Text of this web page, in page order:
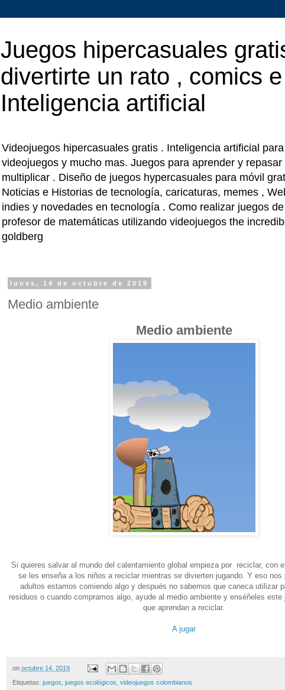
Juegos hipercasuales
divertirte un rato , comics e
Inteligencia artificial
Videojuegos hipercasuales gratis . Inteligencia artificial
videojuegos y mucho mas. Juegos para aprender y
multiplicar . Diseño de juegos hypercasuales para móvil
Noticias e Historias de tecnología, caricaturas, memes ,
indies y novedades en tecnología . Como realizar juegos
profesor de matemáticas utilizando videojuegos the
goldberg
lunes, 14 de octubre de 2019
Medio ambiente
Medio ambiente
Si quieres salvar al mundo del calentamiento global empieza por reciclar, con
se les enseña a los niños a reciclar mientras se divierten jugando. Y eso nos
adultos estamos comiendo algo y después no sabemos que caneca utilizar
residuos o cuando compramos algo, ayude al medio ambiente y enséñeles este
que aprendan a reciclar.
A jugar
on octubre 14, 2019
Etiquetas: juegos juegos ecológicos videojuegos colombianos